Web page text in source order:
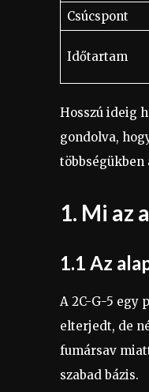
Csúcspont
Időtartam
Hosszú ideig
gondolva,
többségükben
1. Mi az
1.1 Az
A 2C-G-5 egy
elterjedt, de
fumársav
szabad bázis.